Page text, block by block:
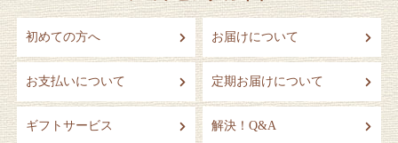
初めての方へ お届けについて
お支払いについて 定期お届けについて
ギフトサービス 解決！Q&A